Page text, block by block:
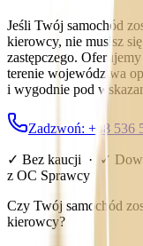
Jeśli Twój samochód
kierowcy, nie musisz
zastępczego.
terenie województwa
i wygodnie pod
Zadzwoń: +48 536
✓ Bez kaucji · ✓
z OC Sprawcy
Czy Twój samochód
kierowcy?